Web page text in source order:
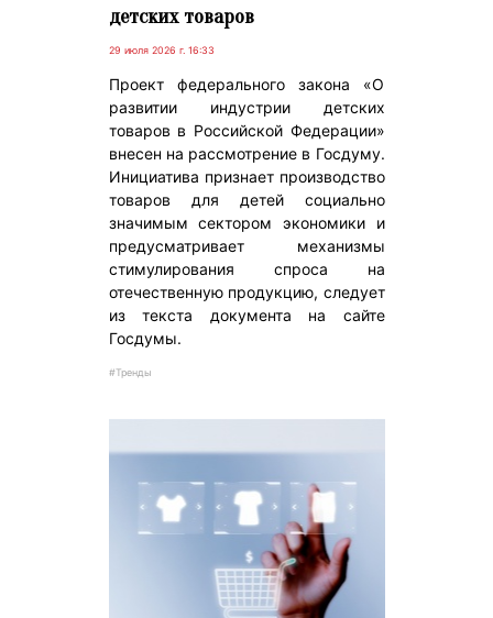
детских товаров
29 июля 2026 г. 16:33
Проект федерального закона «О
развитии индустрии детских
товаров в Российской Федерации»
внесен на рассмотрение в Госдуму.
Инициатива признает производство
товаров для детей социально
значимым сектором экономики и
предусматривает механизмы
стимулирования спроса на
отечественную продукцию, следует
из текста документа на сайте
Госдумы.
#Тренды